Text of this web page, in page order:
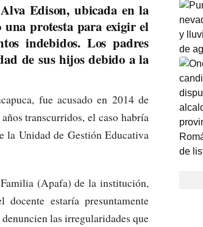
Edison, ubicada en la
una protesta para exigir el
indebidos. Los padres
de sus hijos debido a la
fue acusado en 2014 de
transcurridos, el caso habría
la Unidad de Gestión Educativa
(Apafa) de la institución,
estaría presuntamente
las irregularidades que